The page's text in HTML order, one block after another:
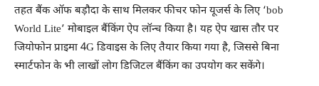
तहत बैंक ऑफ बड़ौदा के साथ मिलकर फीचर फोन यूजर्स के लिए ‘bob
World Lite’ मोबाइल बैंकिंग ऐप लॉन्च किया है। यह ऐप खास तौर पर
जियोफोन प्राइमा 4G डिवाइस के लिए तैयार किया गया है, जिससे बिना
स्मार्टफोन के भी लाखों लोग डिजिटल बैंकिंग का उपयोग कर सकेंगे।